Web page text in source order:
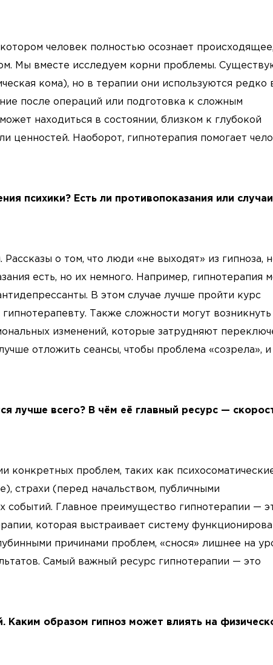
человек полностью осознает происходящее,
Мы вместе исследуем корни проблемы.
кома), но в терапии они используются редко
после операций или подготовка к сложным
находиться в состоянии, близком к глубокой
ценностей. Наоборот, гипнотерапия помогает
психики? Есть ли противопоказания или
о том, что люди «не выходят» из гипноза,
есть, но их немного. Например, гипнотерапия
В этом случае лучше пройти курс
Также сложности могут возникнуть
изменений, которые затрудняют
отложить сеансы, чтобы проблема «созрела», и
лучше всего? В чём её главный ресурс —
проблем, таких как
страхи (перед начальством, публичными
событий. Главное преимущество гипнотерапии —
которая выстраивает систему
причинами проблем, «снося» лишнее на
Самый важный ресурс гипнотерапии — это
Каким образом гипноз может влиять на